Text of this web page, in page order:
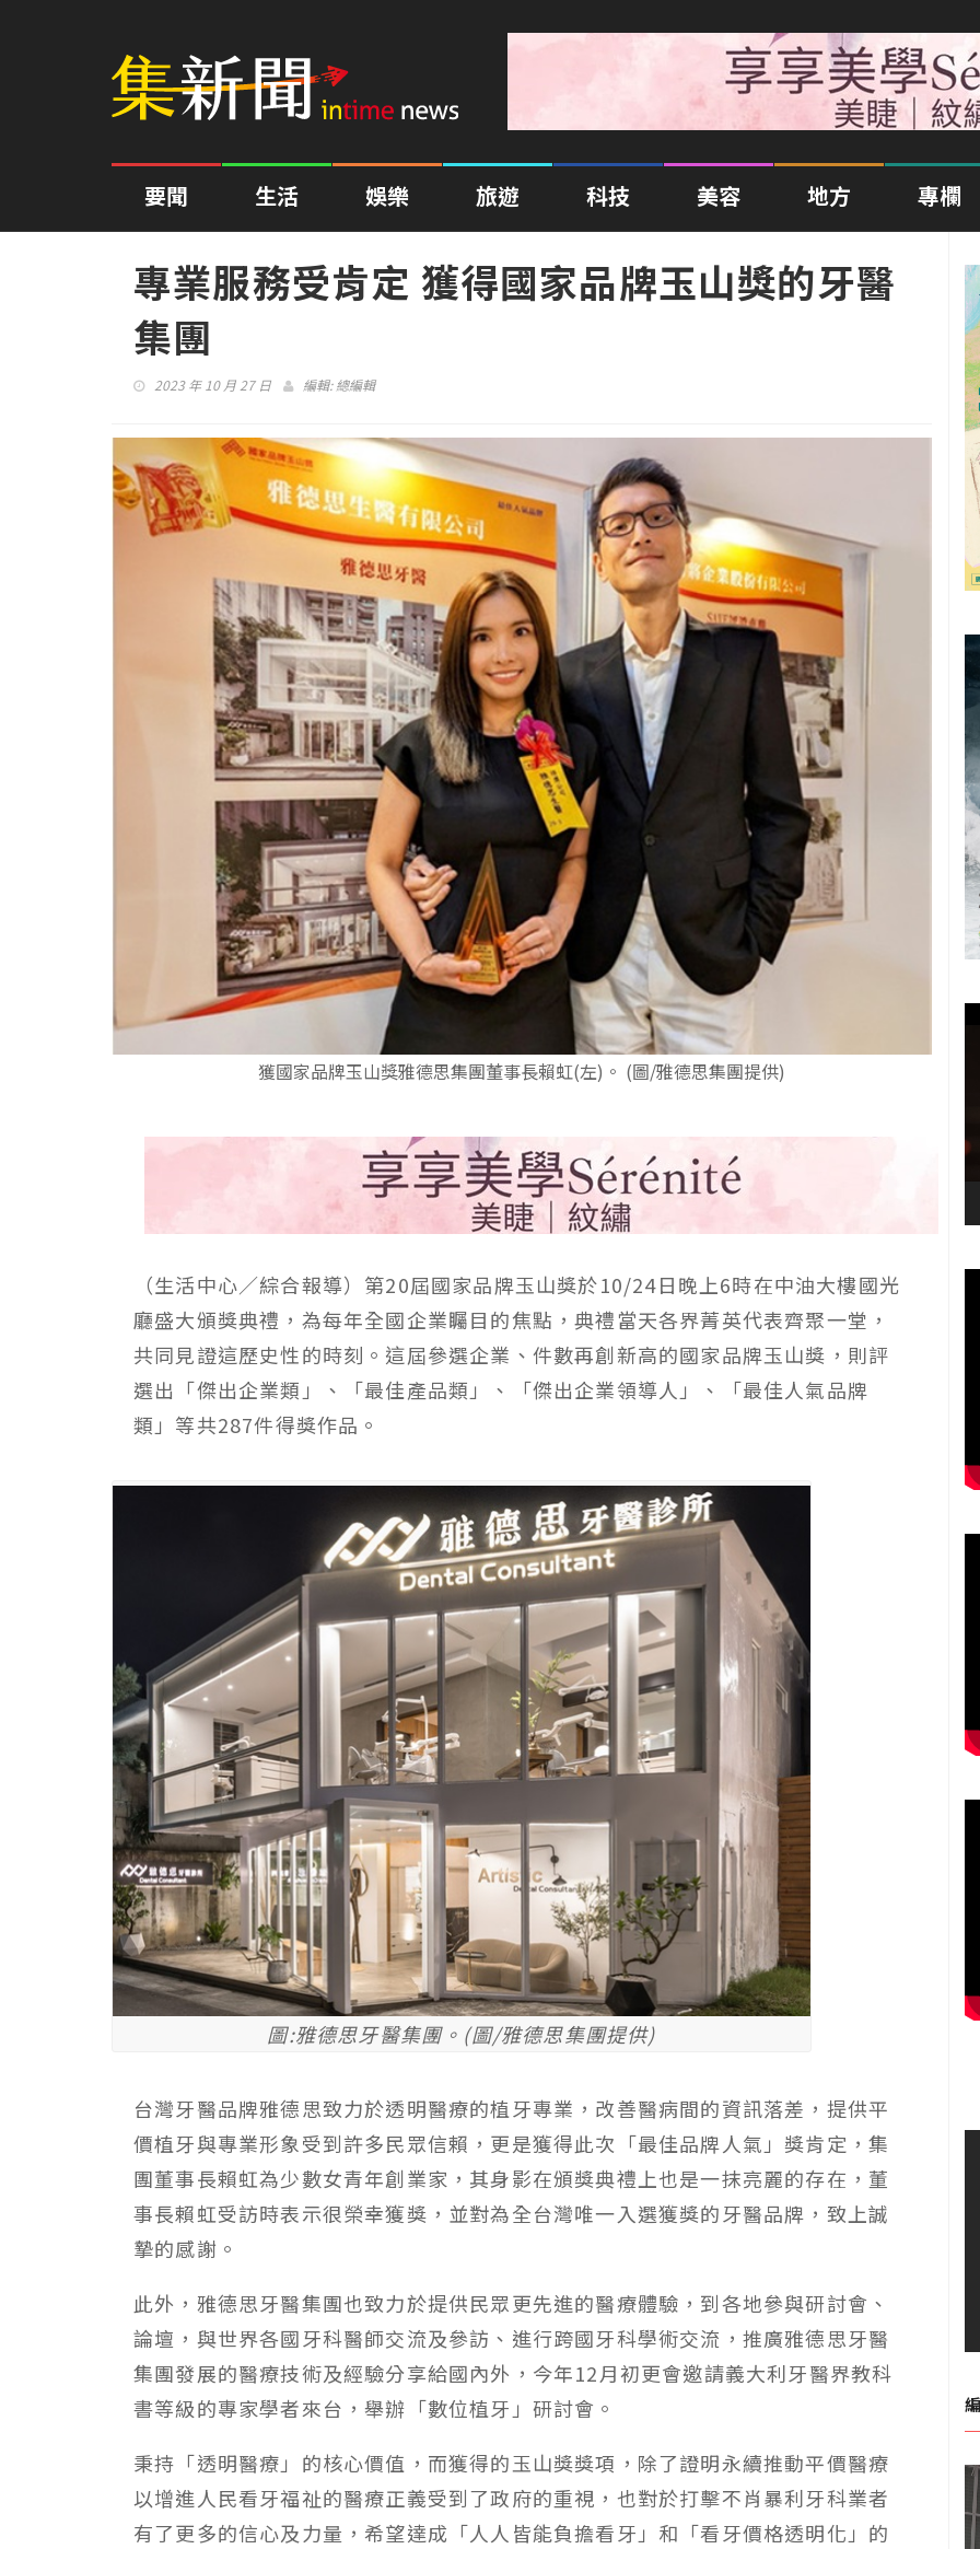
要聞 生活 娛樂 旅遊 科技 美容 地方 專欄
專業服務受肯定 獲得國家品牌玉山獎的牙醫
集團
2023 年 10 月 27 日 編輯:總編輯
獲國家品牌玉山獎雅德思集團董事長賴虹(左)。 (圖/雅德思集團提供)
（生活中心／綜合報導）第20屆國家品牌玉山獎於10/24日晚上6時在中油大樓國光
廳盛大頒獎典禮，為每年全國企業矚目的焦點，典禮當天各界菁英代表齊聚一堂，
共同見證這歷史性的時刻。這屆參選企業、件數再創新高的國家品牌玉山獎，則評
選出「傑出企業類」、「最佳產品類」、「傑出企業領導人」、「最佳人氣品牌
類」等共287件得獎作品。
圖:雅德思牙醫集團。(圖/雅德思集團提供)
台灣牙醫品牌雅德思致力於透明醫療的植牙專業，改善醫病間的資訊落差，提供平
價植牙與專業形象受到許多民眾信賴，更是獲得此次「最佳品牌人氣」獎肯定，集
團董事長賴虹為少數女青年創業家，其身影在頒獎典禮上也是一抹亮麗的存在，董
事長賴虹受訪時表示很榮幸獲獎，並對為全台灣唯一入選獲獎的牙醫品牌，致上誠
摯的感謝。
此外，雅德思牙醫集團也致力於提供民眾更先進的醫療體驗，到各地參與研討會、
論壇，與世界各國牙科醫師交流及參訪、進行跨國牙科學術交流，推廣雅德思牙醫
集團發展的醫療技術及經驗分享給國內外，今年12月初更會邀請義大利牙醫界教科
書等級的專家學者來台，舉辦「數位植牙」研討會。
秉持「透明醫療」的核心價值，而獲得的玉山獎獎項，除了證明永續推動平價醫療
以增進人民看牙福祉的醫療正義受到了政府的重視，也對於打擊不肖暴利牙科業者
有了更多的信心及力量，希望達成「人人皆能負擔看牙」和「看牙價格透明化」的